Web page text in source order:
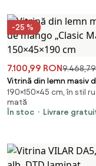
-25 %
7.100,99 RON9.468,79
Vitrină din lemn masiv
mango „Clasic
150×45×190 cm
190×150×45 cm, în stil
mată
În stoc
Livrare